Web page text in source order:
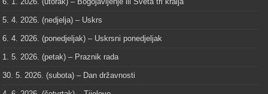
5. 4. 2026. (nedjelja) – Uskrs
6. 4. 2026. (ponedjeljak) – Uskrsni ponedjeljak
1. 5. 2026. (petak) – Praznik rada
30. 5. 2026. (subota) – Dan državnosti